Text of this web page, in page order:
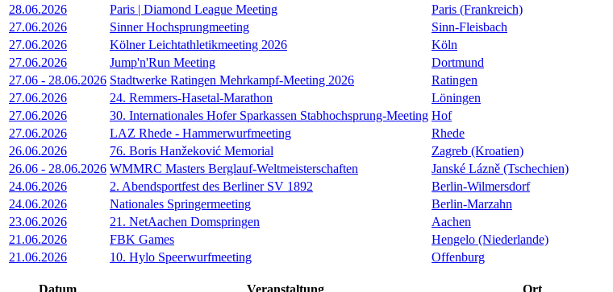
28.06.2026
Paris | Diamond League Meeting
Paris (Frankreich)
27.06.2026
Sinner Hochsprungmeeting
Sinn-Fleisbach
27.06.2026
Kölner Leichtathletikmeeting 2026
Köln
27.06.2026
Jump'n'Run Meeting
Dortmund
27.06 - 28.06.2026 Stadtwerke Ratingen Mehrkampf-Meeting 2026
Ratingen
27.06.2026
24. Remmers-Hasetal-Marathon
Löningen
27.06.2026
30. Internationales Hofer Sparkassen Stabhochsprung-Meeting Hof
27.06.2026
LAZ Rhede - Hammerwurfmeeting
Rhede
26.06.2026
76. Boris Hanžeković Memorial
Zagreb (Kroatien)
26.06 - 28.06.2026 WMMRC Masters Berglauf-Weltmeisterschaften
Janské Lázně (Tschechien)
24.06.2026
2. Abendsportfest des Berliner SV 1892
Berlin-Wilmersdorf
24.06.2026
Nationales Springermeeting
Berlin-Marzahn
23.06.2026
21. NetAachen Domspringen
Aachen
21.06.2026
FBK Games
Hengelo (Niederlande)
21.06.2026
10. Hylo Speerwurfmeeting Offenburg